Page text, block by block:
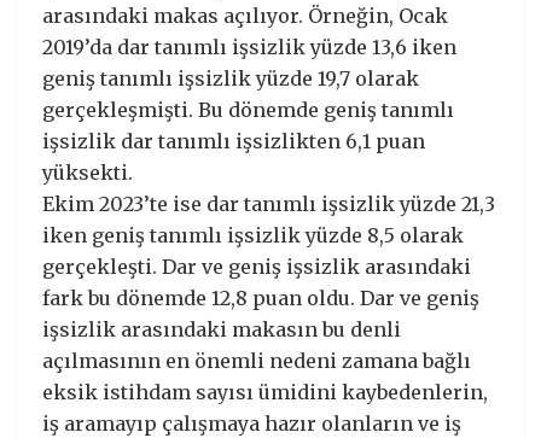
arasındaki makas açılıyor. Örneğin, Ocak
2019’da dar tanımlı işsizlik yüzde 13,6 iken
geniş tanımlı işsizlik yüzde 19,7 olarak
gerçekleşmişti. Bu dönemde geniş tanımlı
işsizlik dar tanımlı işsizlikten 6,1 puan
yüksekti.
Ekim 2023’te ise dar tanımlı işsizlik yüzde 21,3
iken geniş tanımlı işsizlik yüzde 8,5 olarak
gerçekleşti. Dar ve geniş işsizlik arasındaki
fark bu dönemde 12,8 puan oldu. Dar ve geniş
işsizlik arasındaki makasın bu denli
açılmasının en önemli nedeni zamana bağlı
eksik istihdam sayısı ümidini kaybedenlerin,
iş aramayıp çalışmaya hazır olanların ve iş